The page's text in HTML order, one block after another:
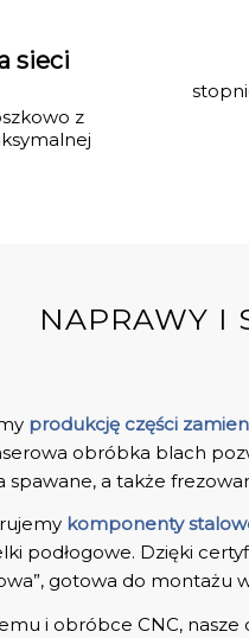
sieci
z
NAPRAWY I
produkcję części
obróbka blach
a także
komponenty
podłogowe. Dzięki
gotowa do montażu
i obróbce CNC,